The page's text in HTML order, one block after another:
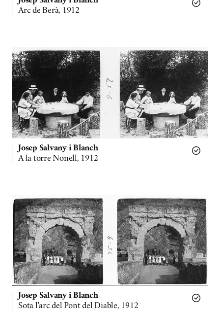
Arc de Berà, 1912
Josep Salvany i Blanch
A la torre Nonell, 1912
Josep Salvany i Blanch
Sota l'arc del Pont del Diable, 1912